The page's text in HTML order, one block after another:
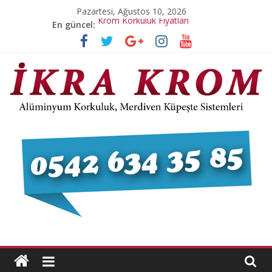
Pazartesi, Ağustos 10, 2026
En güncel: Krom Korkuluk Fiyatları
Pleksi Merdiven Korkulukları
Pleksi Korkuluk Dikme
Paslanmaz Krom Korkuluk
K
R
A